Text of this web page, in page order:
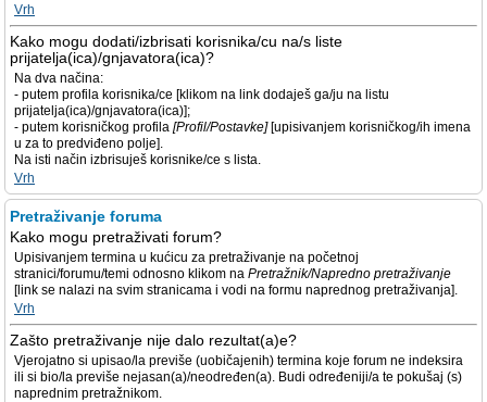
Vrh
Kako mogu dodati/izbrisati korisnika/cu na/s liste
prijatelja(ica)/gnjavatora(ica)?
Na dva načina:
- putem profila korisnika/ce [klikom na link dodaješ ga/ju na listu
prijatelja(ica)/gnjavatora(ica)];
- putem korisničkog profila [Profil/Postavke][upisivanjem korisničkog/ih imena
u za to predviđeno polje].
Na isti način izbrisuješ korisnike/ce s lista.
Vrh
Pretraživanje foruma
Kako mogu pretraživati forum?
Upisivanjem termina u kućicu za pretraživanje na početnoj
stranici/forumu/temi odnosno klikom na Pretražnik/Napredno pretraživanje
[link se nalazi na svim stranicama i vodi na formu naprednog pretraživanja].
Vrh
Zašto pretraživanje nije dalo rezultat(a)e?
Vjerojatno si upisao/la previše (uobičajenih) termina koje forum ne indeksira
ili si bio/la previše nejasan(a)/neodređen(a). Budi određeniji/a te pokušaj (s)
naprednim pretražnikom.